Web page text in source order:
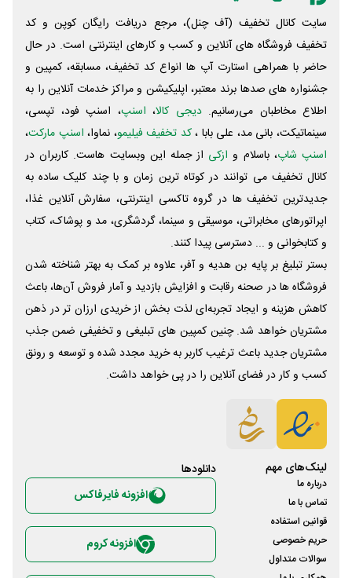
سایت کانال تخفیف (آف چنل)، مرجع دریافت رایگان کوپن و کد
تخفیف فروشگاه های آنلاین و کسب و‌ کارهای اینترنتی است. در حال
حاضر با همراهی استارت آپ ها انواع کد تخفیف، مسابقه، کمپین و
جشنواره های صدها برند معتبر، اپلیکیشن و مراکز خدمات آنلاین را به
اطلاع مخاطبان می‌رسانیم. دیجی کالا، اسنپ، اسنپ فود، تپسی،
سینماتیکت، بانی مد، علی‌ بابا ،کد تخفیف فیلیمو، نماوا، اسنپ مارکت،
اسنپ شاپ، باسلام و ازکی از جمله این وبسایت ‌هاست. کاربران در
کانال تخفیف می توانند در کوتاه ترین زمان و با چند کلیک ساده به
جدیدترین تخفیف ها در گروه تاکسی اینترنتی، سفارش آنلاین غذا،
اپراتورهای مخابراتی، موسیقی و سینما، گردشگری، مد و پوشاک، کتاب
و کتابخوانی و ... دسترسی پیدا کنند.
بستر تبلیغ بر پایه بن هدیه و آفر، علاوه بر کمک به بهتر شناخته شدن
فروشگاه ها در صحنه رقابت و افزایش بازدید و آمار فروش آن‌ها، باعث
کاهش هزینه و ایجاد تجربه‌ای لذت بخش از خریدی ارزان تر در ذهن
مشتریان خواهد شد. چنین کمپین های تبلیغی و تخفیفی ضمن جذب
مشتریان جدید باعث ترغیب کاربر به خرید مجدد شده و توسعه و رونق
کسب و کار در فضای آنلاین را در پی خواهد داشت.
لینک‌های مهم
درباره ما
تماس با ما
قوانین استفاده
حریم خصوصی
سوالات متداول
دانلود‌ها
افزونه فایرفاکس
افزونه کروم